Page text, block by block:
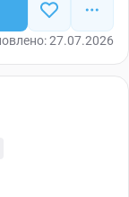
27.07.2026